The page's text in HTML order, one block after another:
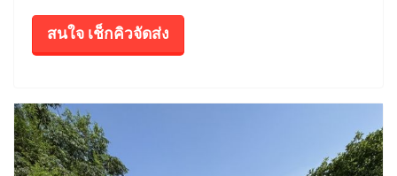
สนใจ เช็กคิวจัดส่ง